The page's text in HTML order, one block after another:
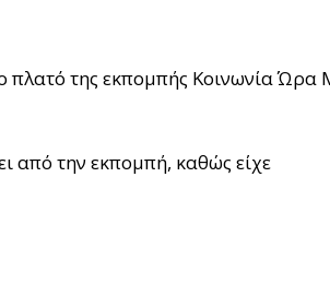
πλατό της εκπομπής Κοινωνία Ώρα
από την εκπομπή, καθώς είχε